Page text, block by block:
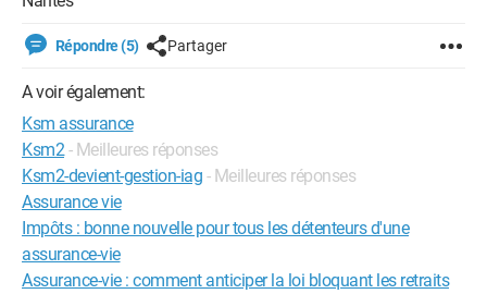
Répondre (5) Partager
A voir également:
Ksm assurance
Ksm2 - Meilleures réponses
Ksm2-devient-gestion-iag - Meilleures réponses
Assurance vie
Impôts : bonne nouvelle pour tous les détenteurs d'une
assurance-vie
Assurance-vie : comment anticiper la loi bloquant les retraits